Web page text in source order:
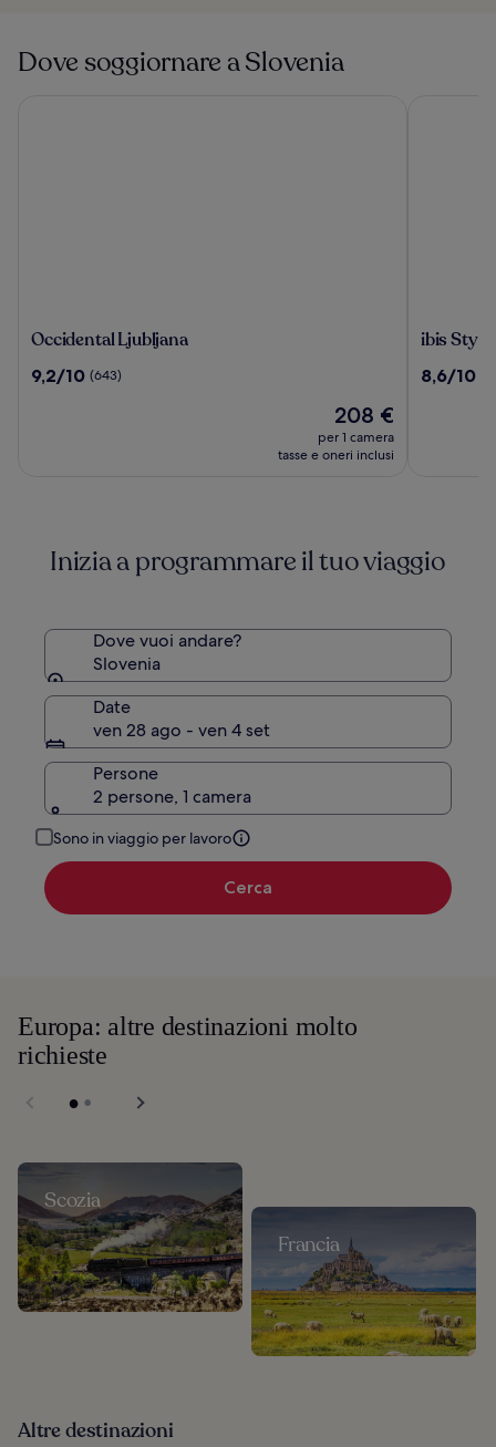
Dove soggiornare a Slovenia
Occidental
Occidental Ljubljana
9.2
9,2/10 (643)
Il
prezzo
attuale
208 €
per 1 camera
tasse e oneri inclusi
ibis
Ljubljana
ibis
8.6
8,6/10
Inizia a programmare il tuo viaggio
Dove vuoi andare?
Slovenia
Date
ven 28 ago - ven 4 set
Persone
2 persone, 1 camera
Sono in viaggio per lavoro
Cerca
Europa: altre destinazioni molto
richieste
Scozia
Francia
Altre destinazioni